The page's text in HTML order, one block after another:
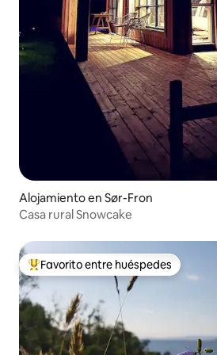
Alojamiento en Sør-Fron
Casa rural Snowcake
Favorito entre huéspedes preferido
Favorito entre huéspedes